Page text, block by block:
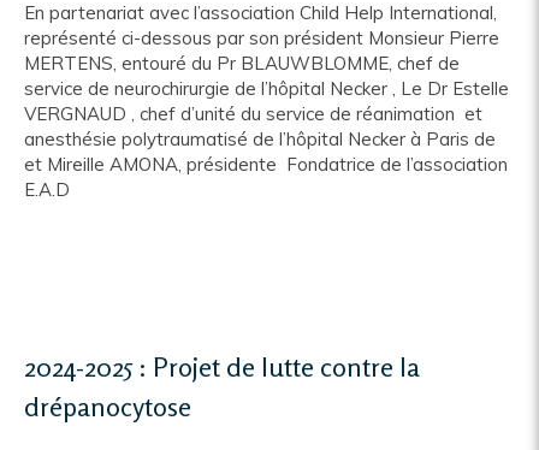
En partenariat avec l’association Child Help International,
représenté ci-dessous par son président Monsieur Pierre
MERTENS, entouré du Pr BLAUWBLOMME, chef de
service de neurochirurgie de l’hôpital Necker , Le Dr Estelle
VERGNAUD , chef d’unité du service de réanimation et
anesthésie polytraumatisé de l’hôpital Necker à Paris de
et Mireille AMONA, présidente Fondatrice de l’association
E.A.D
2024-2025 : Projet de lutte contre la
drépanocytose